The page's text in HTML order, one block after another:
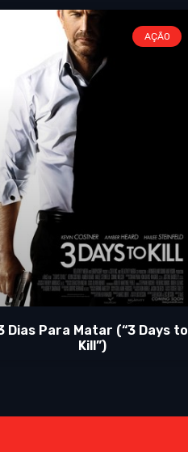
AÇÃO
Dias Para Matar (“3 Days to
Kill”)